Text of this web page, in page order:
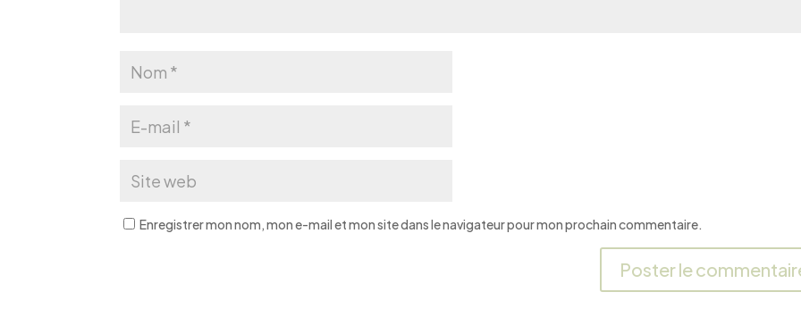
Enregistrer mon nom, mon e-mail et mon site dans le navigateur pour mon prochain commentaire.